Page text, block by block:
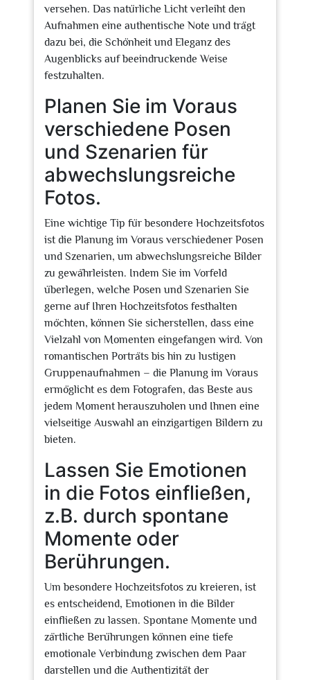
versehen. Das natürliche Licht verleiht den
Aufnahmen eine authentische Note und trägt
dazu bei, die Schönheit und Eleganz des
Augenblicks auf beeindruckende Weise
festzuhalten.
Planen Sie im Voraus
verschiedene Posen
und Szenarien für
abwechslungsreiche
Fotos.
Eine wichtige Tip für besondere Hochzeitsfotos
ist die Planung im Voraus verschiedener Posen
und Szenarien, um abwechslungsreiche Bilder
zu gewährleisten. Indem Sie im Vorfeld
überlegen, welche Posen und Szenarien Sie
gerne auf Ihren Hochzeitsfotos festhalten
möchten, können Sie sicherstellen, dass eine
Vielzahl von Momenten eingefangen wird. Von
romantischen Porträts bis hin zu lustigen
Gruppenaufnahmen – die Planung im Voraus
ermöglicht es dem Fotografen, das Beste aus
jedem Moment herauszuholen und Ihnen eine
vielseitige Auswahl an einzigartigen Bildern zu
bieten.
Lassen Sie Emotionen
in die Fotos einfließen,
z.B. durch spontane
Momente oder
Berührungen.
Um besondere Hochzeitsfotos zu kreieren, ist
es entscheidend, Emotionen in die Bilder
einfließen zu lassen. Spontane Momente und
zärtliche Berührungen können eine tiefe
emotionale Verbindung zwischen dem Paar
darstellen und die Authentizität der